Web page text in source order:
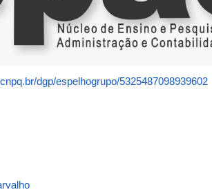
dgp/espelhogrupo/5325487098939602